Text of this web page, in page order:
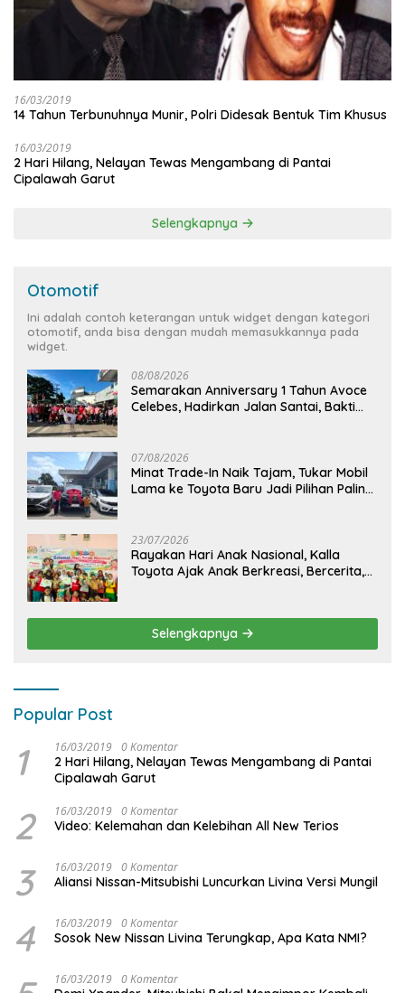
16/03/2019
14 Tahun Terbunuhnya Munir, Polri Didesak Bentuk Tim Khusus
16/03/2019
2 Hari Hilang, Nelayan Tewas Mengambang di Pantai
Cipalawah Garut
Selengkapnya
Otomotif
Ini adalah contoh keterangan untuk widget dengan kategori
otomotif, anda bisa dengan mudah memasukkannya pada
widget.
08/08/2026
Semarakan Anniversary 1 Tahun Avoce
Celebes, Hadirkan Jalan Santai, Bakti
07/08/2026
Minat Trade-In Naik Tajam, Tukar Mobil
Lama ke Toyota Baru Jadi Pilihan Paling
23/07/2026
Rayakan Hari Anak Nasional, Kalla
Toyota Ajak Anak Berkreasi, Bercerita,
Selengkapnya
Popular Post
1 16/03/2019 0 Komentar
2 Hari Hilang, Nelayan Tewas Mengambang di Pantai
Cipalawah Garut
2 16/03/2019 0 Komentar
Video: Kelemahan dan Kelebihan All New Terios
3 16/03/2019 0 Komentar
Aliansi Nissan-Mitsubishi Luncurkan Livina Versi Mungil
4 16/03/2019 0 Komentar
Sosok New Nissan Livina Terungkap, Apa Kata NMI?
16/03/2019 0 Komentar